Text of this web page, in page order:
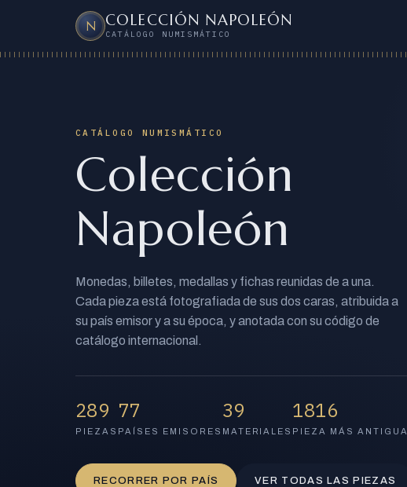
N COLECCIÓN NAPOLEÓN
CATÁLOGO NUMISMÁTICO
CATÁLOGO NUMISMÁTICO
Colección
Napoleón
Monedas, billetes, medallas y fichas reunidas de a una.
Cada pieza está fotografiada de sus dos caras, atribuida a
su país emisor y a su época, y anotada con su código de
catálogo internacional.
PIEZAS
289
PAÍSES EMISORES
77
MATERIALES
39
PIEZA MÁS ANTIGUA
1816
RECORRER POR PAÍS VER TODAS LAS PIEZAS